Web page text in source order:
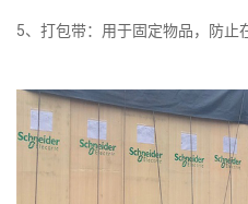
5、打包带：用于固定物品，防止